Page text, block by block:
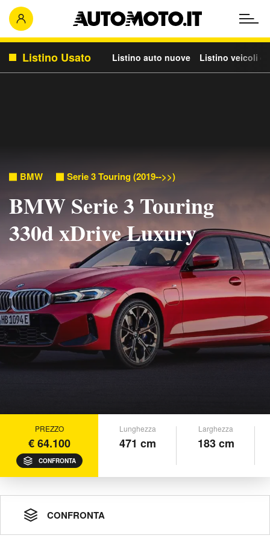
Listino Usato Listino auto nuove Listino veicoli
BMW Serie 3 Touring (2019-->>)
BMW Serie 3 Touring
330d xDrive Luxury
PREZZO
€ 64.100
CONFRONTA
Lunghezza
471 cm
Larghezza
183 cm
CONFRONTA